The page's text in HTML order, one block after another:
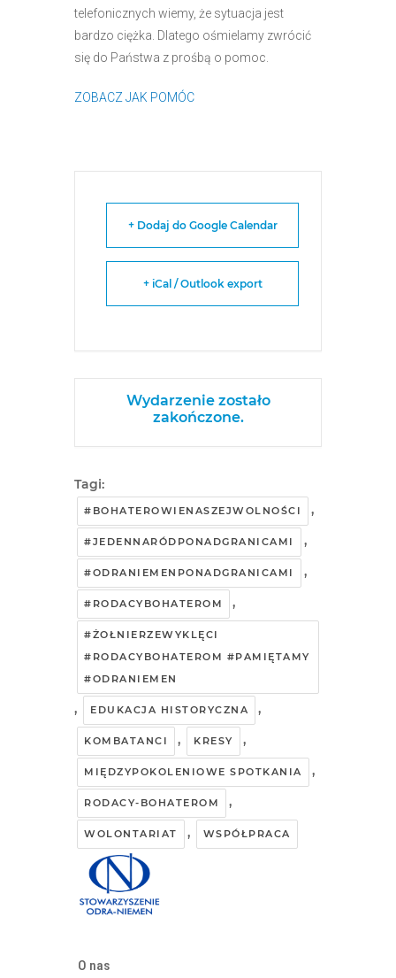
telefonicznych wiemy, że sytuacja jest
bardzo ciężka. Dlatego ośmielamy zwrócić
się do Państwa z prośbą o pomoc.
ZOBACZ JAK POMÓC
+ Dodaj do Google Calendar
+ iCal / Outlook export
Wydarzenie zostało
zakończone.
Tagi:
#BOHATEROWIENASZEJWOLNOŚCI ,
#JEDENNARÓDPONADGRANICAMI ,
#ODRANIEMENPONADGRANICAMI ,
#RODACYBOHATEROM ,
#ŻOŁNIERZEWYKLĘCI
#RODACYBOHATEROM #PAMIĘTAMY
#ODRANIEMEN
, EDUKACJA HISTORYCZNA ,
KOMBATANCI , KRESY ,
MIĘDZYPOKOLENIOWE SPOTKANIA ,
RODACY-BOHATEROM ,
WOLONTARIAT , WSPÓŁPRACA
O nas